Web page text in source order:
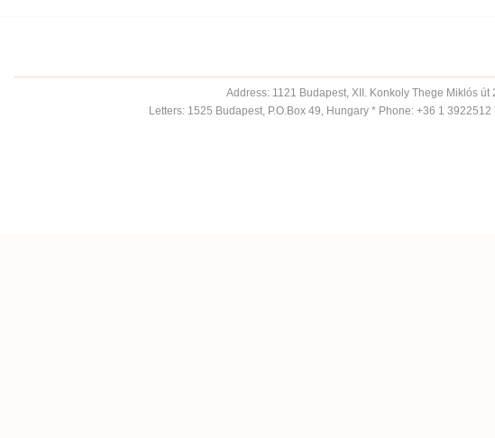
Address: 1121 Budapest, XII. Konkoly Thege Miklós út
Letters: 1525 Budapest, P.O.Box 49, Hungary * Phone: +36 1